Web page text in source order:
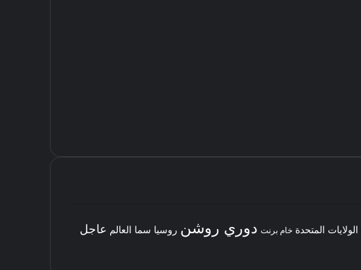
الولايات المتحدة خام برنت دوري روشن روسيا سما العالم عاجل